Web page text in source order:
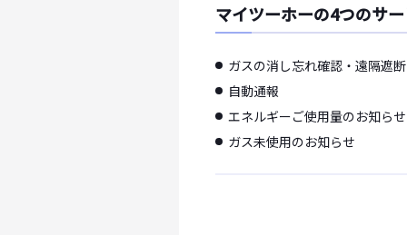
マイツーホーの4つのサ
ガスの消し忘れ確認・遠隔遮断
自動通報
エネルギーご使用量のお知らせ
ガス未使用のお知らせ